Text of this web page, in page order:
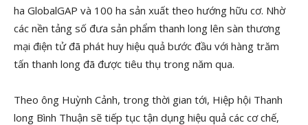
ha GlobalGAP và 100 ha sản xuất theo hướng hữu cơ. Nhờ
các nền tảng số đưa sản phẩm thanh long lên sàn thương
mại điện tử đã phát huy hiệu quả bước đầu với hàng trăm
tấn thanh long đã được tiêu thụ trong năm qua.
Theo ông Huỳnh Cảnh, trong thời gian tới, Hiệp hội Thanh
long Bình Thuận sẽ tiếp tục tận dụng hiệu quả các cơ chế,